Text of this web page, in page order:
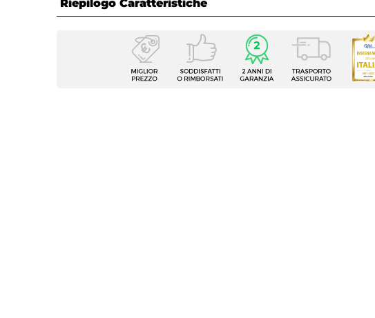
Riepilogo Caratteristiche
Caratteristiche
Sedia da giardino
Catuja